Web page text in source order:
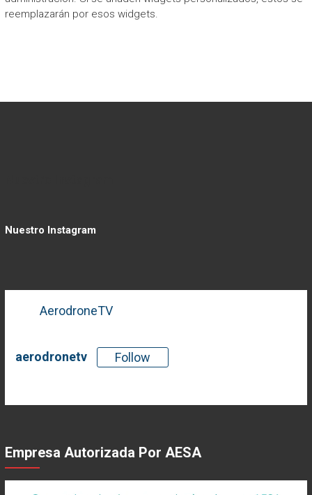
reemplazarán por esos widgets.
Nuestro Instagram
AerodroneTV
aerodronetv Follow
Empresa Autorizada Por AESA